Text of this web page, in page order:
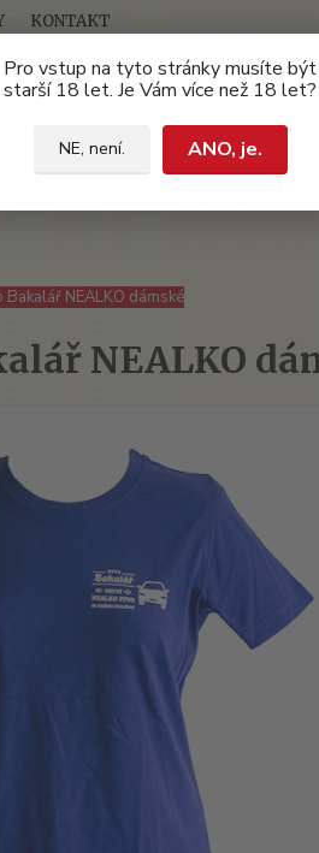
Pro vstup na tyto stránky musíte být
starší 18 let. Je Vám více než 18 let?
NE, není. ANO, je.
KONTAKT
Hledat
Bakalář NEALKO dámské
NEALKO